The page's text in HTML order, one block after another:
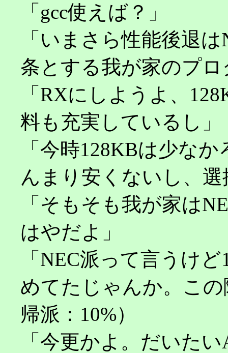
「gcc使えば？」
「いまさら性能後退
条とする我が家のプ
「RXにしようよ、
料も充実しているし」
「今時128KBは少な
んまり安くないし、
「そもそも我が家は
はやだよ」
「NEC派って言うけ
めてたじゃんか。こ
帰派：10%）
「今更かよ。だいた